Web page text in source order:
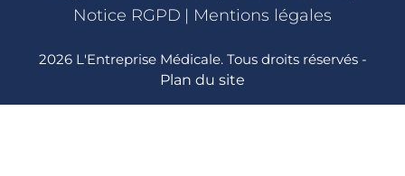
Notice RGPD | Mentions légales
2026 L'Entreprise Médicale. Tous droits réservés -
Plan du site